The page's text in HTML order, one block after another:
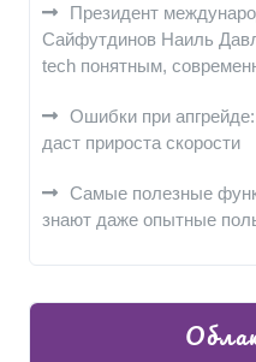
Президент
Сайфутдинов Наиль
tech понятным,
Ошибки при
даст прироста скорости
Самые полезные
знают даже опытные